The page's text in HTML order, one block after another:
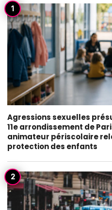
Agressions sexuelles
11e arrondissement de
animateur périscolaire
protection des enfants